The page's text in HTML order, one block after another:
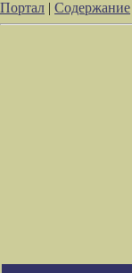
Портал | Содержание